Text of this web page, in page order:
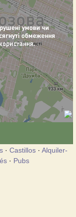
· Castillos· Alquiler-
· Pubs